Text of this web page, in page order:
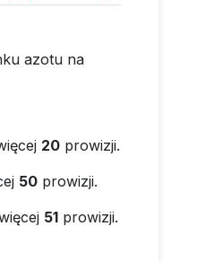
azotu na
20 prowizji.
50prowizji.
51prowizji.